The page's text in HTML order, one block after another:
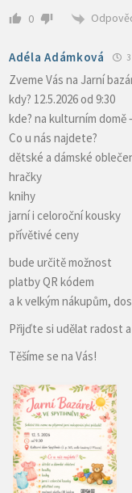
0
Adéla Adámková
Zveme Vás na Jarní
kdy? 12.5.2026 od 9:30
kde? na kulturním domě
Co u nás najdete?
dětské a dámské
hračky
knihy
jarní i celoroční kousky
přívětivé ceny
bude určitě možnost
platby QR kódem
a k velkým nákupům,
Přijďte si udělat radost
Těšíme se na Vás!